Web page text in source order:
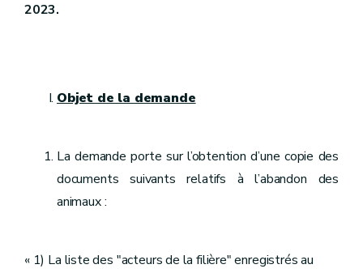
2023.
Objet de la demande
La demande porte sur l’obtention d’une copie des
documents suivants relatifs à l’abandon des
animaux :
« 1) La liste des "acteurs de la filière" enregistrés au